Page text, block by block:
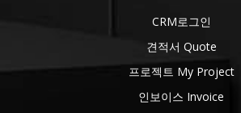
CRM로그인
견적서 Quote
프로젝트 My Project
인보이스 Invoice